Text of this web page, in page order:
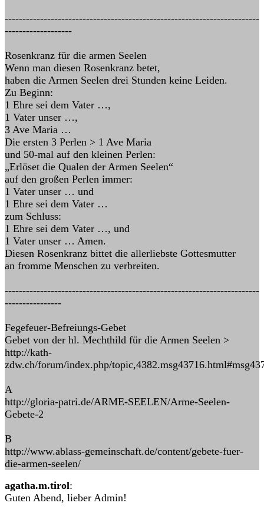
------------------------------------------------------------------------
-------------------
Rosenkranz für die armen Seelen
Wenn man diesen Rosenkranz betet,
haben die Armen Seelen drei Stunden keine Leiden.
Zu Beginn:
1 Ehre sei dem Vater …,
1 Vater unser …,
3 Ave Maria …
Die ersten 3 Perlen > 1 Ave Maria
und 50-mal auf den kleinen Perlen:
„Erlöset die Qualen der Armen Seelen“
auf den großen Perlen immer:
1 Vater unser … und
1 Ehre sei dem Vater …
zum Schluss:
1 Ehre sei dem Vater …, und
1 Vater unser … Amen.
Diesen Rosenkranz bittet die allerliebste Gottesmutter
an fromme Menschen zu verbreiten.
------------------------------------------------------------------------
----------------
Fegefeuer-Befreiungs-Gebet
Gebet von der hl. Mechthild für die Armen Seelen >
http://kath-
zdw.ch/forum/index.php/
A
http://gloria-patri.de/ARME-SEELEN/Arme-Seelen-
Gebete-2
B
http://www.ablass-gemeinschaft.de/content/gebete-fuer-
die-armen-seelen/
agatha.m.tirol:
Guten Abend, lieber Admin!